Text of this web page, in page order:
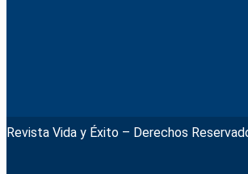
Revista Vida y Éxito – Derechos